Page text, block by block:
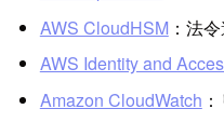
AWS CloudHSM ：法
AWS Identity and
Amazon CloudWatch